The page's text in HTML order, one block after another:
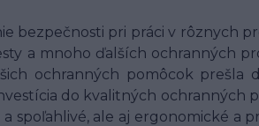
bezpečnosti pri práci v rôznych
a mnoho ďalších ochranných
ochranných pomôcok prešla
do kvalitných ochranných
spoľahlivé, ale aj ergonomické a